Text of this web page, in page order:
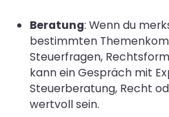
Beratung: Wenn du
bestimmten
Steuerfragen,
kann ein Gespräch mit
Steuerberatung, Recht
wertvoll sein.